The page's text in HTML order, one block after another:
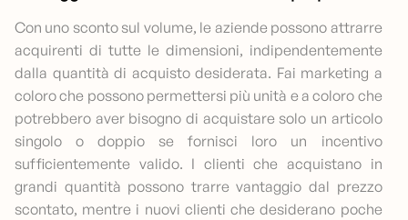
Con uno sconto sul volume, le aziende possono attrarre
acquirenti di tutte le dimensioni, indipendentemente
dalla quantità di acquisto desiderata. Fai marketing a
coloro che possono permettersi più unità e a coloro che
potrebbero aver bisogno di acquistare solo un articolo
singolo o doppio se fornisci loro un incentivo
sufficientemente valido. I clienti che acquistano in
grandi quantità possono trarre vantaggio dal prezzo
scontato, mentre i nuovi clienti che desiderano poche